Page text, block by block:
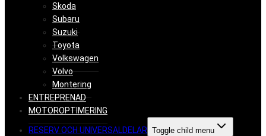
Skoda
Subaru
Suzuki
Toyota
Volkswagen
Volvo
Montering
ENTREPRENAD
MOTOROPTIMERING
RESERV OCH UNIVERSALDELAR Toggle child menu